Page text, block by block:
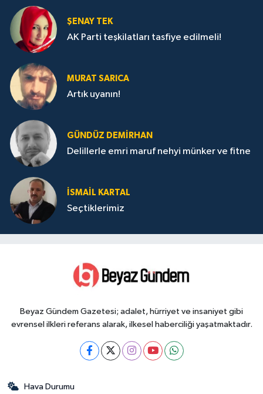
ŞENAY TEK
AK Parti teşkilatları tasfiye edilmeli!
MURAT SARICA
Artık uyanın!
GÜNDÜZ DEMIRHAN
Delillerle emri maruf nehyi münker ve fitne
İSMAIL KARTAL
Seçtiklerimiz
Beyaz Gündem Gazetesi; adalet, hürriyet ve insaniyet gibi
evrensel ilkleri referans alarak, ilkesel haberciliği yaşatmaktadır.
Hava Durumu